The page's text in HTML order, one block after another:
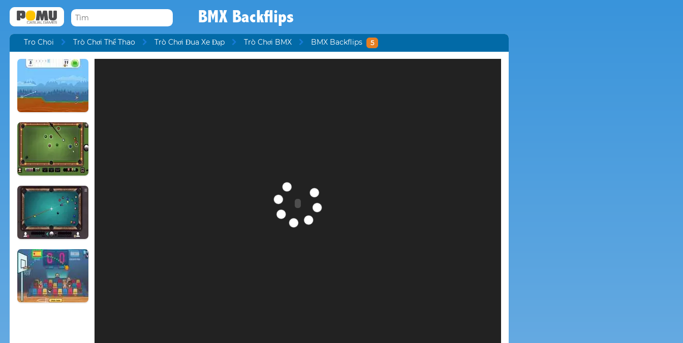
BMX Backflips
Tro Choi Trò Chơi Thể Thao Trò Chơi Đua Xe Đạp Trò Chơi BMX BMX Backflips 5